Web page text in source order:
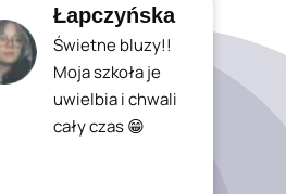
Łapczyńska
Świetne bluzy!!
Moja szkoła je
uwielbia i chwali
cały czas 😁